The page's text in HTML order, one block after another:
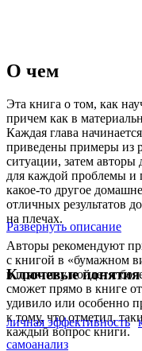
О чем
Эта книга о том, как
причем как в
Каждая глава
приведены примеры из
ситуации, затем
для каждой проблемы и
какое-то другое
отличных результатов
на плечах.
Авторы рекомендуют
с книгой в «бумажном
в практику пойдет с
сможет прямо в книге
удивило или особенно
к тому, что отметил,
каждый вопрос книги.
Развернуть описание
Ключевые понятия
личная эффективность
самоанализ